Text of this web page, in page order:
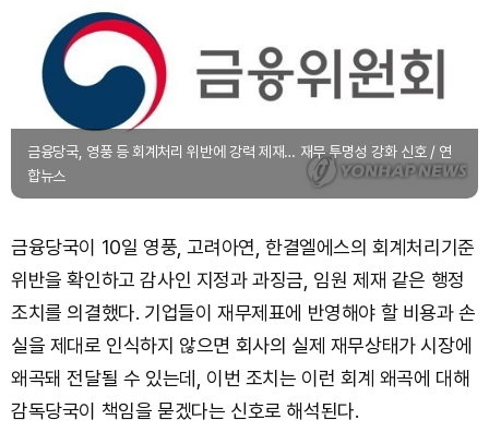
Bitcoin (BTC)
금융당국, 영풍 등 회계처리 위반에 강력 제재… 재무 투명성 강화 신호 / 연
합뉴스
금융당국이 10일 영풍, 고려아연, 한결엘에스의 회계처리기준
위반을 확인하고 감사인 지정과 과징금, 임원 제재 같은 행정
조치를 의결했다. 기업들이 재무제표에 반영해야 할 비용과 손
실을 제대로 인식하지 않으면 회사의 실제 재무상태가 시장에
왜곡돼 전달될 수 있는데, 이번 조치는 이런 회계 왜곡에 대해
감독당국이 책임을 묻겠다는 신호로 해석된다.